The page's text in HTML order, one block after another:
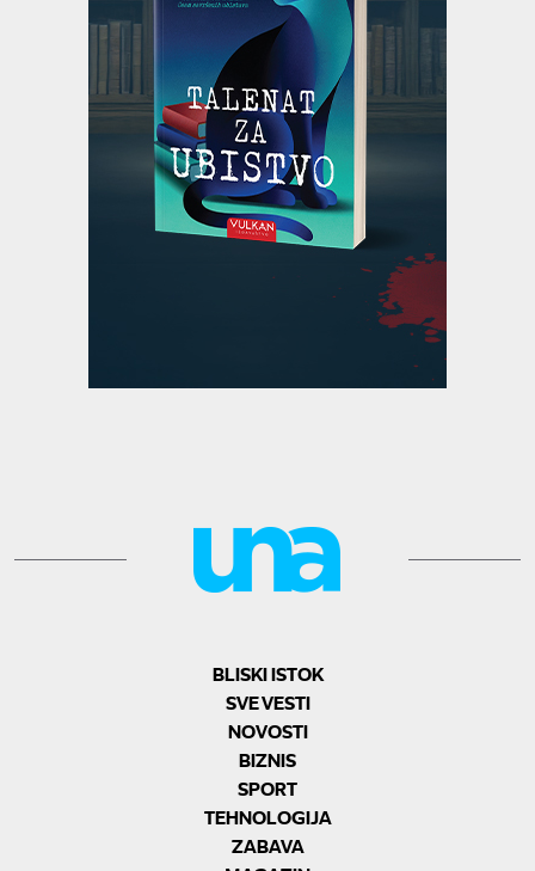
BLISKI ISTOK
SVE VESTI
NOVOSTI
BIZNIS
SPORT
TEHNOLOGIJA
ZABAVA